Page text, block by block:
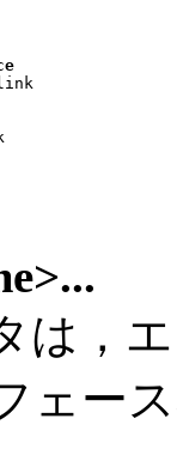
は，
ェー